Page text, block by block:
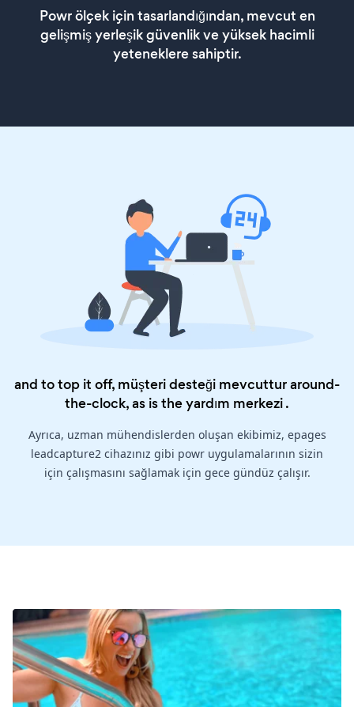
Powr ölçek için tasarlandığından, mevcut en
gelişmiş yerleşik güvenlik ve yüksek hacimli
yeteneklere sahiptir.
and to top it off, müşteri desteği mevcuttur around-
the-clock, as is theyardım merkezi.
Ayrıca, uzman mühendislerden oluşan ekibimiz, epages
leadcapture2 cihazınız gibi powr uygulamalarının sizin
için çalışmasını sağlamak için gece gündüz çalışır.